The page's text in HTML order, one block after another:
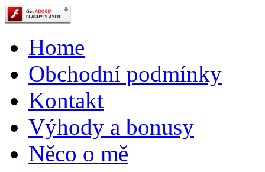
Home
Obchodní podmínky
Kontakt
Výhody a bonusy
Něco o mě